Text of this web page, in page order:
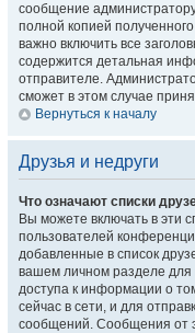
сообщение
полной копией
важно включить все
содержится детальная
отправителе.
сможет в этом случае
Вернуться к началу
Друзья и недруги
Что означают списки
Вы можете включать в эти
пользователей
добавленные в список
вашем личном разделе для
доступа к информации о
сейчас в сети, и для
сообщений. Сообщения от